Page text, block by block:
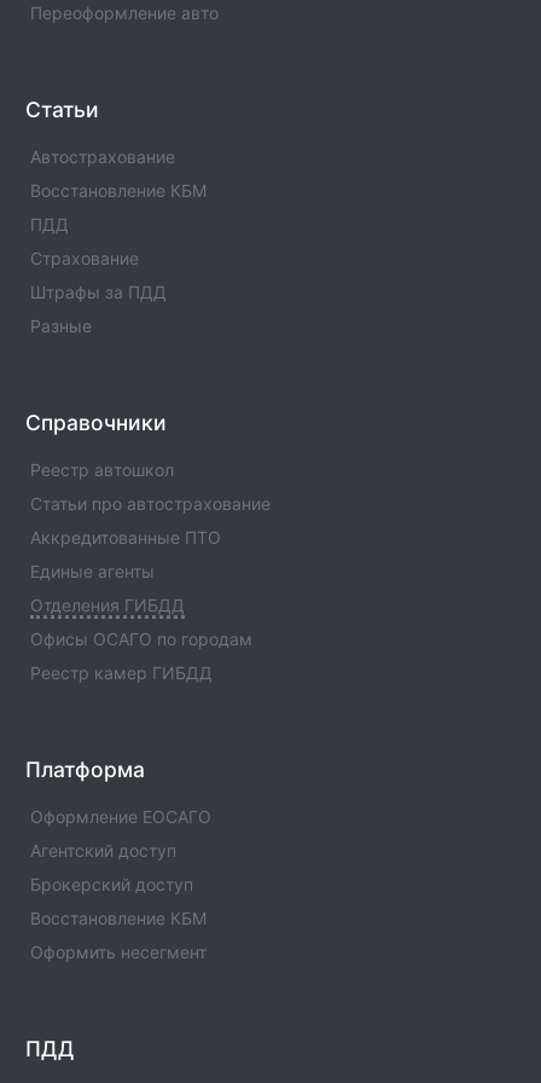
деятельности отделения - официальная информация.
Отделение ГИБДД ОМВД России по Шелковскому
р-ну Чеченской Республики(Код:1196008)
по Шелковскому р-ну Чеченской
Республики(Код:1196008) с адресами, телефонами.
информация.
по Шатойскому р-ну Чеченской
Сферы деятельности отделения - официальная
информация.
Отделение ГИБДД ОМВД России по Шаройскому
Отделение ГИБДД Отделение ГИБДД ОМВД России
по Шаройскому р-ну Чеченской
Сферы деятельности отделения - официальная
Отделение ГИБДД ОМВД России по Шалинскому
Отделение ГИБДД Отделение ГИБДД ОМВД России
Республики(Код:1196009) с адресами, телефонами.
Сферы деятельности отделения - официальная
Отделение ГИБДД ОМВД России по Урус-
Отделение ГИБДД Отделение ГИБДД ОМВД России
по Урус-Мартановскому р-ну Чеченской
Переоформление авто
Статьи
Автострахование
Восстановление КБМ
ПДД
Страхование
Штрафы за ПДД
Разные
Справочники
Реестр автошкол
Статьи про автострахование
Аккредитованные ПТО
Единые агенты
Отделения ГИБДД
Офисы ОСАГО по городам
Реестр камер ГИБДД
Платформа
Оформление ЕОСАГО
Агентский доступ
Брокерский доступ
Восстановление КБМ
Оформить несегмент
ПДД